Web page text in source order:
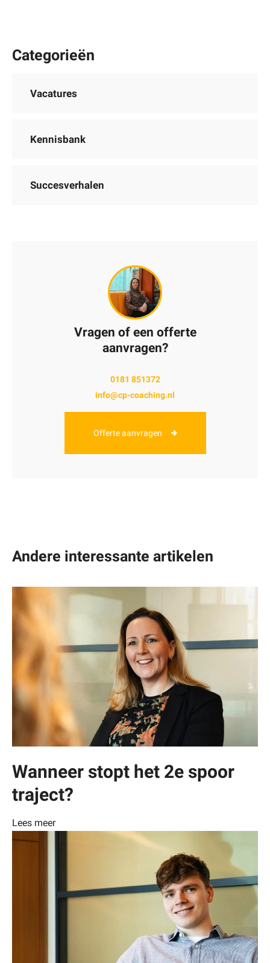
Categorieën
Vacatures
Kennisbank
Succesverhalen
Vragen of een offerte
aanvragen?
0181 851372
info@cp-coaching.nl
Offerte aanvragen
Andere interessante artikelen
Wanneer stopt het 2e spoor
traject?
Lees meer